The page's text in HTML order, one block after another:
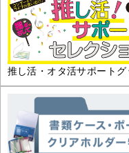
推し活・オタ活サポートグ